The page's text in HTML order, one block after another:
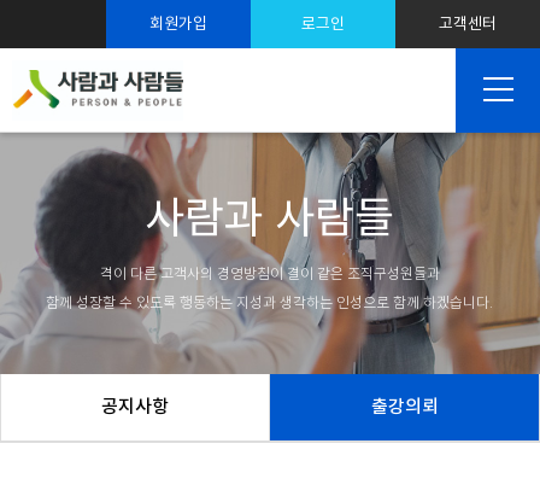
회원가입 로그인 고객센터
사람과 사람들
격이 다른 고객사의 경영방침이 결이 같은 조직구성원들과
함께 성장할 수 있도록 행동하는 지성과 생각하는 인성으로 함께 하겠습니다.
공지사항 출강의뢰